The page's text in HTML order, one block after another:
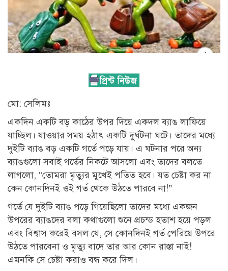
মো: সেলিমঃ
একদিন একটি বড় কাঠের উপর দিয়ে একদল ব্যাঙ লাফিয়ে
যাচ্ছিল। যাওয়ার সময় হঠাৎ একটি দুর্ঘটনা ঘটে। তাদের মধ্যে
দুইটি ব্যাঙ বড় একটি গর্তে পড়ে যায়। এ ঘটনার পরে অন্য
ব্যাঙগুলো সবাই গর্তের নিকটে আসলো এবং তাদের বলতে
লাগলো, “তোমরা মৃত্যুর মুখেই পতিত হবে। যত চেষ্টা কর না
কেন কোনদিনই ওই গর্ত থেকে উঠতে পারবে না!”
গর্তে যে দুইটি ব্যাঙ পড়ে গিয়েছিলো তাদের মধ্যে একজন
উপরের ব্যাঙদের বলা কথাগুলো শুনে প্রচন্ড হতাশ হয়ে পড়ল
এবং বিশ্বাস করেই বসল যে, সে কোনদিনই গর্ত পেরিয়ে উপরে
উঠতে পারবেনা ও মৃত্যু বাদে তার আর কোন রাস্তা নাই!
এমনকি সে চেষ্টা করাও বন্ধ করে দিল।